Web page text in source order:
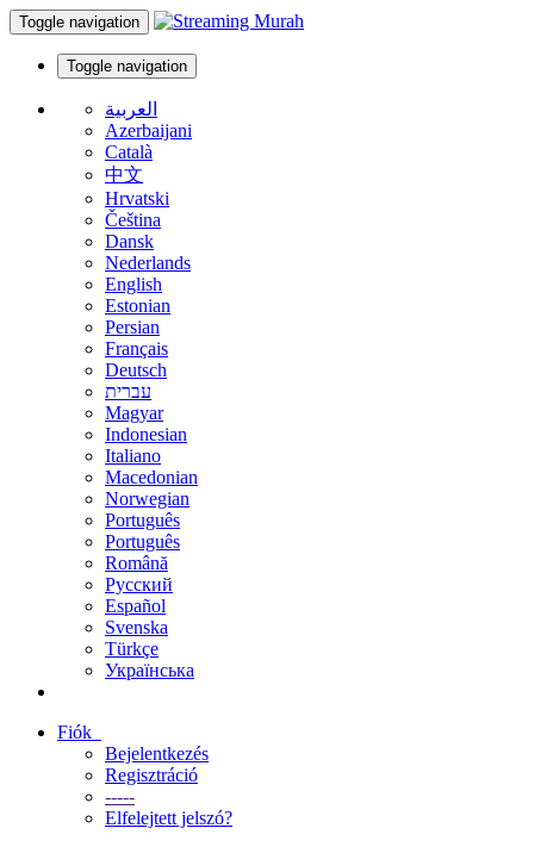
Toggle navigation
Toggle navigation
العربية
Azerbaijani
Català
中文
Hrvatski
Čeština
Dansk
Nederlands
English
Estonian
Persian
Français
Deutsch
עברית
Magyar
Indonesian
Italiano
Macedonian
Norwegian
Português
Português
Română
Русский
Español
Svenska
Türkçe
Українська
Fiók
Bejelentkezés
Regisztráció
-----
Elfelejtett jelszó?